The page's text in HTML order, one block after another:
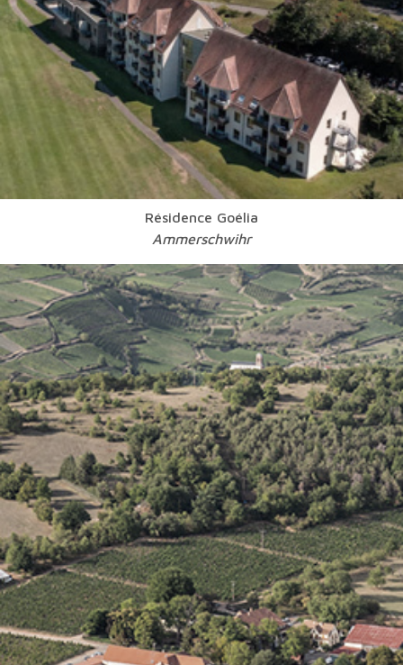
Résidence Goélia
Ammerschwihr